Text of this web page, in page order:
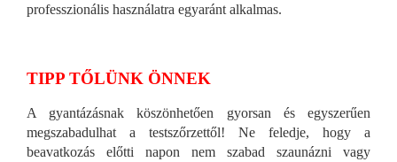
professzionális használatra egyaránt alkalmas.
TIPP TŐLÜNK ÖNNEK
A gyantázásnak köszönhetően gyorsan és egyszerűen
megszabadulhat a testszőrzettől! Ne feledje, hogy a
beavatkozás előtti napon nem szabad szaunázni vagy